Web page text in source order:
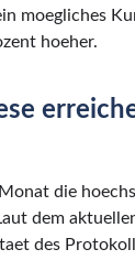
moegliches
hoeher.
die
dem
des